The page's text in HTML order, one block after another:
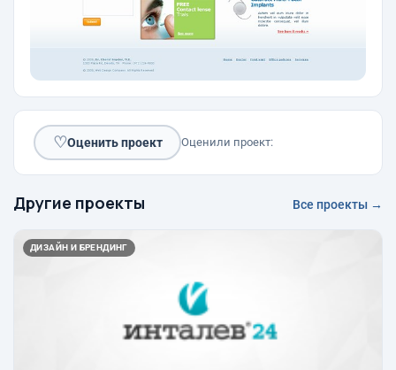
♡Оценить проект Оценили проект:
Другие проекты Все проекты →
ДИЗАЙН И БРЕНДИНГ